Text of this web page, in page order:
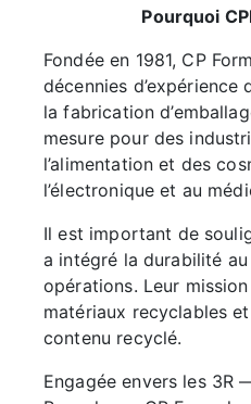
Pourquoi
Fondée en 1981, CP
décennies
la fabrication
mesure pour des
l’alimentation et des
l’électronique et au
Il est important de
a intégré la durabilité
opérations. Leur
matériaux recyclables
contenu recyclé.
Engagée envers les 3R